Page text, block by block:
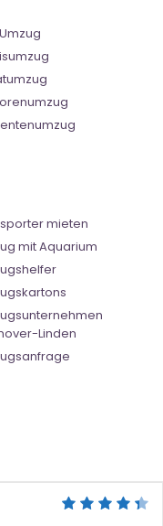
mieten
mit Aquarium
Linden